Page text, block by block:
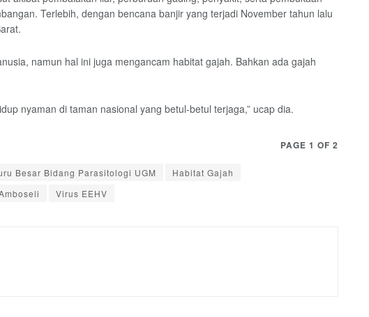
Terlebih, dengan bencana banjir yang terjadi November tahun lalu
namun hal ini juga mengancam habitat gajah. Bahkan ada gajah
nyaman di taman nasional yang betul-betul terjaga,” ucap dia.
PAGE 1 OF 2
Besar Bidang Parasitologi UGM
Habitat Gajah
Virus EEHV